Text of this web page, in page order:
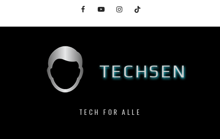
content
FacebookYouTubeInstagramTikTok
TECHSEN
TECH FOR ALLE